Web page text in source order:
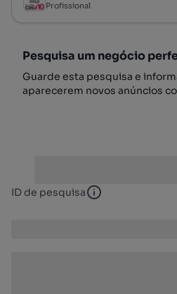
Profissional
Pesquisa um negócio
Guarde esta pesquisa e
aparecerem novos anúncios
ID de pesquisa ID de pesquisa